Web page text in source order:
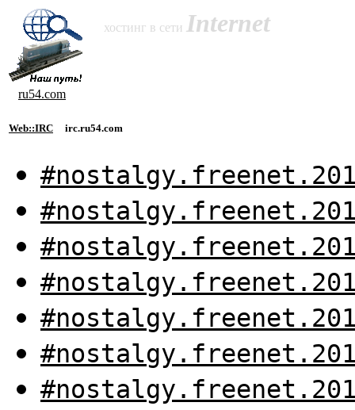
хостинг в сети Internet
ru54.com
Web::IRC irc.ru54.com